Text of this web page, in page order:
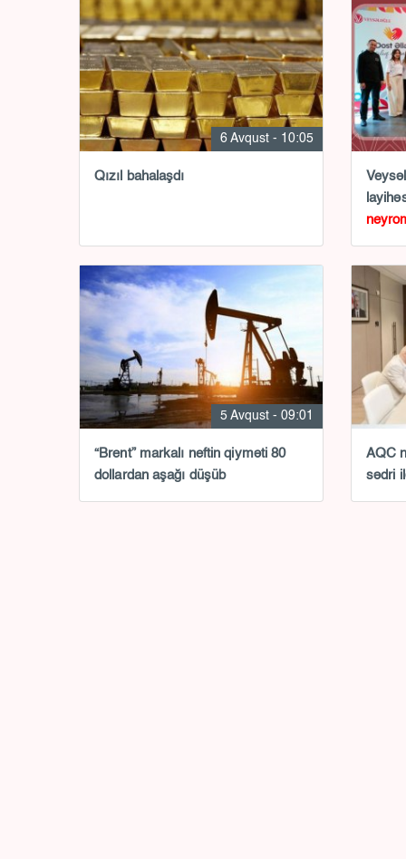
6 Avqust - 10:05
Qızıl bahalaşdı
5 Avqust - 09:01
“Brent” markalı neftin qiyməti 80
dollardan aşağı düşüb
AQC
sədri